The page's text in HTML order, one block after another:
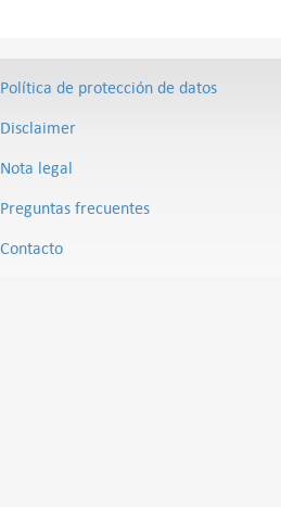
Política de protección de datos
Disclaimer
Nota legal
Preguntas frecuentes
Contacto